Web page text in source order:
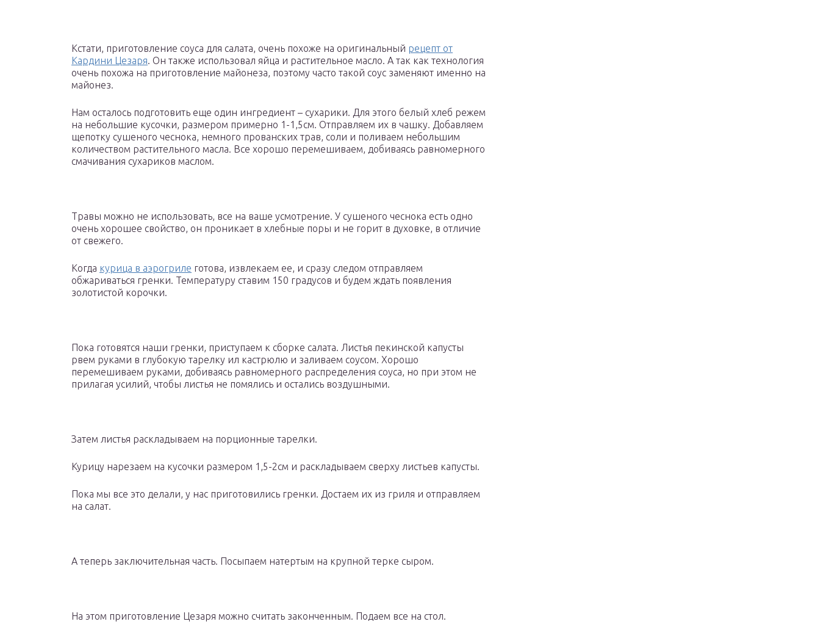
Кстати, приготовление соуса для салата, очень похоже на оригинальный рецепт от
Кардини Цезаря. Он также использовал яйца и растительное масло. А так как технология
очень похожа на приготовление майонеза, поэтому часто такой соус заменяют именно на
майонез.
Нам осталось подготовить еще один ингредиент – сухарики. Для этого белый хлеб режем
на небольшие кусочки, размером примерно 1-1,5см. Отправляем их в чашку. Добавляем
щепотку сушеного чеснока, немного прованских трав, соли и поливаем небольшим
количеством растительного масла. Все хорошо перемешиваем, добиваясь равномерного
смачивания сухариков маслом.
Травы можно не использовать, все на ваше усмотрение. У сушеного чеснока есть одно
очень хорошее свойство, он проникает в хлебные поры и не горит в духовке, в отличие
от свежего.
Когда курица в аэрогриле готова, извлекаем ее, и сразу следом отправляем
обжариваться гренки. Температуру ставим 150 градусов и будем ждать появления
золотистой корочки.
Пока готовятся наши гренки, приступаем к сборке салата. Листья пекинской капусты
рвем руками в глубокую тарелку ил кастрюлю и заливаем соусом. Хорошо
перемешиваем руками, добиваясь равномерного распределения соуса, но при этом не
прилагая усилий, чтобы листья не помялись и остались воздушными.
Затем листья раскладываем на порционные тарелки.
Курицу нарезаем на кусочки размером 1,5-2см и раскладываем сверху листьев капусты.
Пока мы все это делали, у нас приготовились гренки. Достаем их из гриля и отправляем
на салат.
А теперь заключительная часть. Посыпаем натертым на крупной терке сыром.
На этом приготовление Цезаря можно считать законченным. Подаем все на стол.